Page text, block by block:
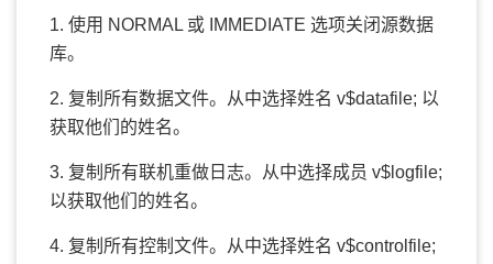
1. 使用 NORMAL 或 IMMEDIATE 选项关闭源数据
库。
2. 复制所有数据文件。从中选择姓名 v$datafile; 以
获取他们的姓名。
3. 复制所有联机重做日志。从中选择成员 v$logfile;
以获取他们的姓名。
4. 复制所有控制文件。从中选择姓名 v$controlfile;